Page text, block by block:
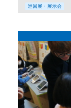
巡回展・展示会